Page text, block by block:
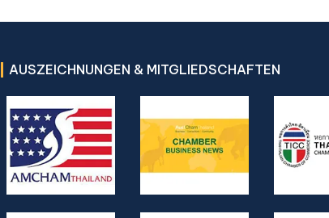
AUSZEICHNUNGEN & MITGLIEDSCHAFTEN